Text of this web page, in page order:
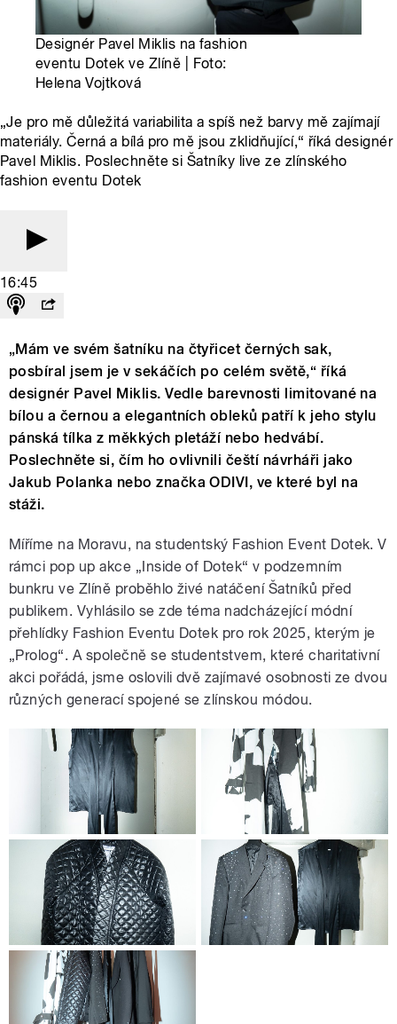
Designér Pavel Miklis na fashion
eventu Dotek ve Zlíně | Foto:
Helena Vojtková
„Je pro mě důležitá variabilita a spíš než barvy mě zajímají
materiály. Černá a bílá pro mě jsou zklidňující,“ říká designér
Pavel Miklis. Poslechněte si Šatníky live ze zlínského
fashion eventu Dotek
16:45
„Mám ve svém šatníku na čtyřicet černých sak,
posbíral jsem je v sekáčích po celém světě,“ říká
designér Pavel Miklis. Vedle barevnosti limitované na
bílou a černou a elegantních obleků patří k jeho stylu
pánská tílka z měkkých pletáží nebo hedvábí.
Poslechněte si, čím ho ovlivnili čeští návrháři jako
Jakub Polanka nebo značka ODIVI, ve které byl na
stáži.
Míříme na Moravu, na studentský Fashion Event Dotek. V
rámci pop up akce „Inside of Dotek“ v podzemním
bunkru ve Zlíně proběhlo živé natáčení Šatníků před
publikem. Vyhlásilo se zde téma nadcházející módní
přehlídky Fashion Eventu Dotek pro rok 2025, kterým je
„Prolog“. A společně se studentstvem, které charitativní
akci pořádá, jsme oslovili dvě zajímavé osobnosti ze dvou
různých generací spojené se zlínskou módou.